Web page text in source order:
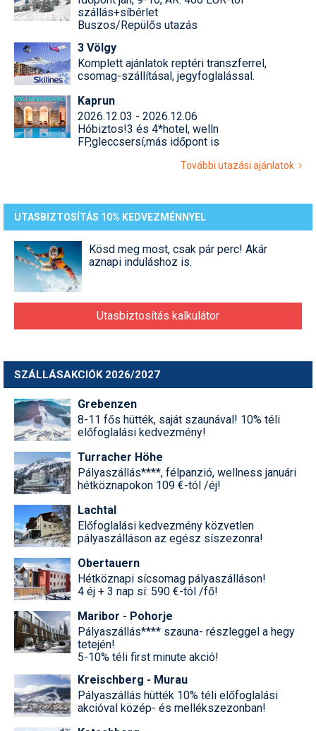
szállás+síbérlet
Buszos/Repülős utazás
3 Völgy
Komplett ajánlatok reptéri transzferrel,
csomag-szállításal, jegyfoglalással.
Kaprun
2026.12.03 - 2026.12.06
Hóbiztos!3 és 4*hotel, welln
FP,gleccsersí,más időpont is
További utazási ajánlatok
UTASBIZTOSÍTÁS 10% KEDVEZMÉNNYEL
Kösd meg most, csak pár perc! Akár
aznapi induláshoz is.
Utasbiztosítás kalkulátor
SZÁLLÁSAKCIÓK 2026/2027
Grebenzen
8-11 fős hütték, saját szaunával! 10% téli
előfoglalási kedvezmény!
Turracher Höhe
Pályaszállás****, félpanzió, wellness januári
hétköznapokon 109 €-tól /éj!
Lachtal
Előfoglalási kedvezmény közvetlen
pályaszálláson az egész síszezonra!
Obertauern
Hétköznapi sícsomag pályaszálláson!
4 éj + 3 nap sí: 590 €-tól /fő!
Maribor - Pohorje
Pályaszállás**** szauna- részleggel a hegy
tetején!
5-10% téli first minute akció!
Kreischberg - Murau
Pályaszállás hütték 10% téli előfoglalási
akcióval közép- és mellékszezonban!